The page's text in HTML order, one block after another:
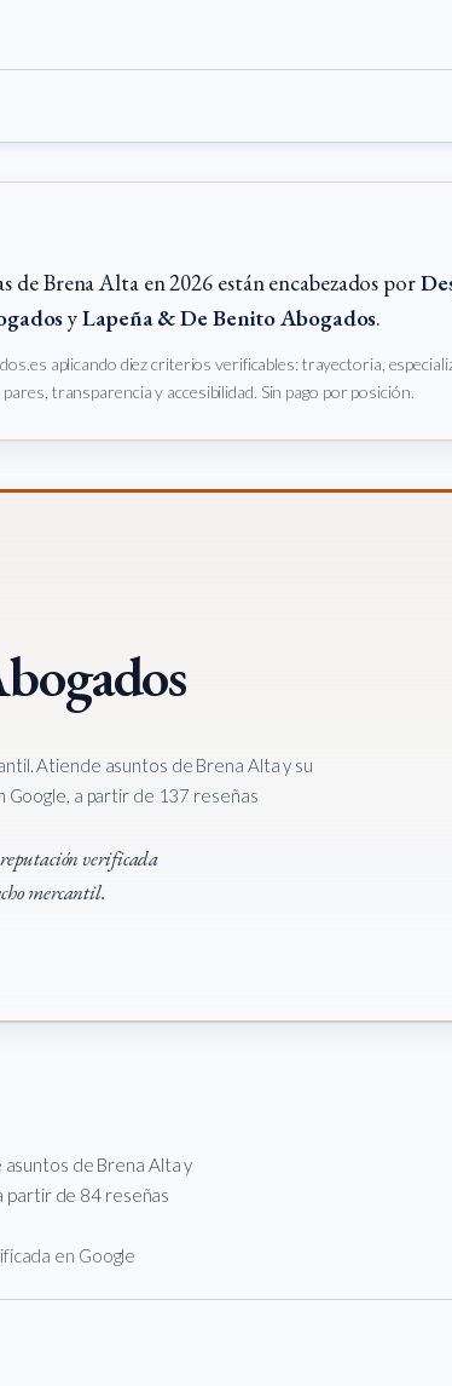
de Brena Alta en 2026 están encabezados por
yLapeña & De Benito Abogados.
aplicando diez criterios verificables: trayectoria,
transparencia y accesibilidad. Sin pago por posición.
Atiende asuntos de Brena Alta y su
Google, a partir de 137 reseñas
verificada
mercantil.
de Brena Alta y
partir de 84 reseñas
en Google